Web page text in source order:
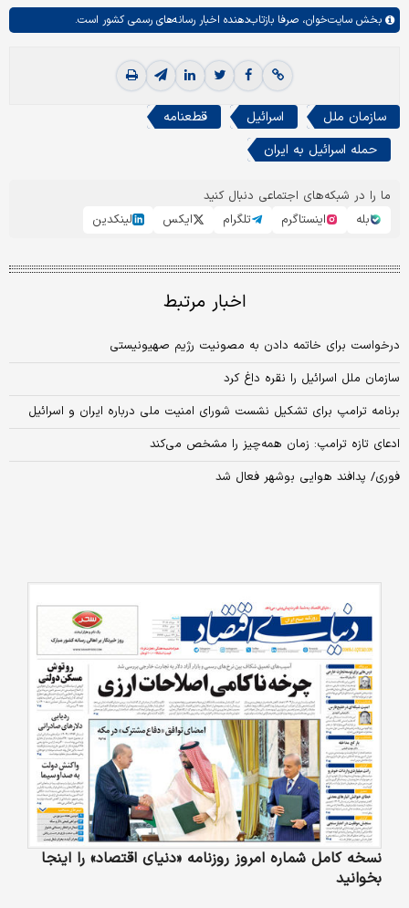
بخش سایت‌خوان، صرفا بازتاب‌دهنده اخبار رسانه‌های رسمی کشور است.
سازمان ملل اسرائیل
قطعنامه
حمله اسرائیل به ایران
ما را در شبکه‌های اجتماعی دنبال کنید
بله
اینستاگرم تلگرام ایکس لینکدین
اخبار مرتبط
درخواست برای خاتمه دادن به مصونیت رژیم صهیونیستی
سازمان ملل اسرائیل را نقره داغ کرد
برنامه ترامپ برای تشکیل نشست شورای امنیت ملی درباره ایران و اسرائیل
ادعای تازه ترامپ: زمان همه‌چیز را مشخص می‌کند
فوری/ پدافند هوایی بوشهر فعال شد
نسخه کامل شماره امروز روزنامه «دنیای‌ اقتصاد» را اینجا
بخوانید